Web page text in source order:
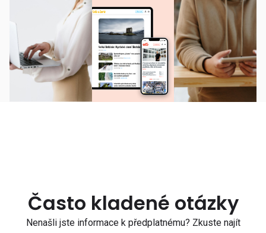
Často kladené otázky
Nenašli jste informace k předplatnému? Zkuste najít